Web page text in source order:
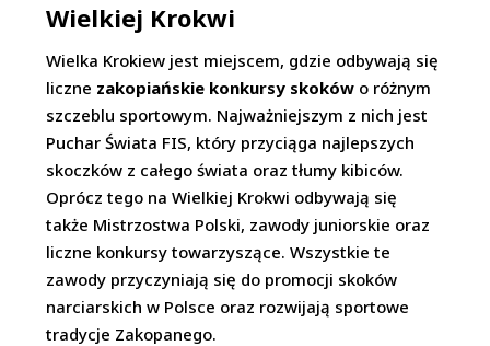
Wielkiej Krokwi
Wielka Krokiew jest miejscem, gdzie odbywają się
liczne zakopiańskie konkursy skoków o różnym
szczeblu sportowym. Najważniejszym z nich jest
Puchar Świata FIS, który przyciąga najlepszych
skoczków z całego świata oraz tłumy kibiców.
Oprócz tego na Wielkiej Krokwi odbywają się
także Mistrzostwa Polski, zawody juniorskie oraz
liczne konkursy towarzyszące. Wszystkie te
zawody przyczyniają się do promocji skoków
narciarskich w Polsce oraz rozwijają sportowe
tradycje Zakopanego.